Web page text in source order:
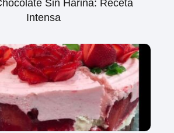
Sin Harina: Receta
Intensa